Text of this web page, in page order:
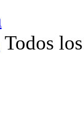
Todos